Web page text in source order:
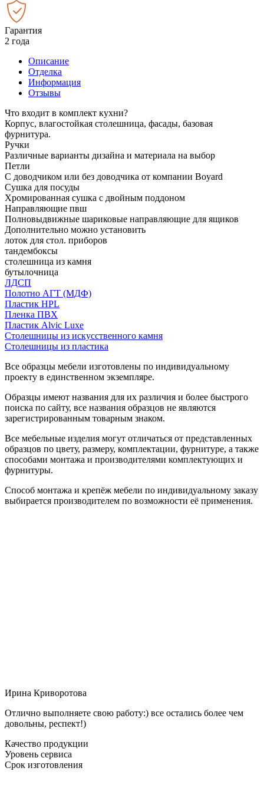
Гарантия
2 года
Описание
Отделка
Информация
Отзывы
Что входит в комплект кухни?
Корпус, влагостойкая столешница, фасады, базовая
фурнитура.
Ручки
Различные варианты дизайна и материала на выбор
Петли
С доводчиком или без доводчика от компании Boyard
Сушка для посуды
Хромированная сушка с двойным поддоном
Направляющие пвш
Полновыдвижные шариковые направляющие для ящиков
Дополнительно можно установить
лоток для стол. приборов
тандембоксы
столешница из камня
бутылочница
ЛДСП
Полотно АГТ (МДФ)
Пластик HPL
Пленка ПВХ
Пластик Alvic Luxe
Столешницы из искусственного камня
Столешницы из пластика
Все образцы мебели изготовлены по индивидуальному
проекту в единственном экземпляре.
Образцы имеют названия для их различия и более быстрого
поиска по сайту, все названия образцов не являются
зарегистрированным товарным знаком.
Все мебельные изделия могут отличаться от представленных
образцов по цвету, размеру, комплектации, фурнитуре, а также
способами монтажа и производителями комплектующих и
фурнитуры.
Способ монтажа и крепёж мебели по индивидуальному заказу
выбирается производителем по возможности её применения.
Ирина Криворотова
Отлично выполняете свою работу:) все остались более чем
довольны, респект!)
Качество продукции
Уровень сервиса
Срок изготовления